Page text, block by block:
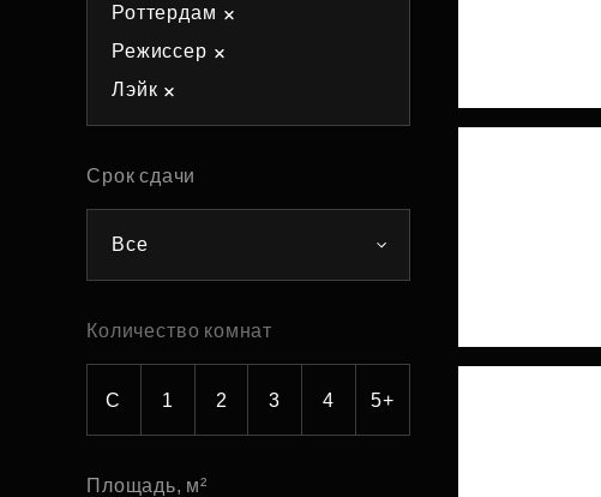
Роттердам
Режиссер
Лэйк
Срок сдачи
Все
Количество комнат
С 1 2 3 4 5+
Площадь, м²